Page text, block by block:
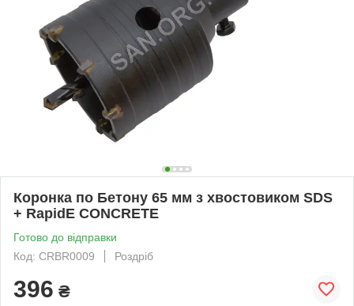
Коронка по Бетону 65 мм з хвостовиком SDS
+ RapidE CONCRETE
Готово до відправки
Код: CRBR0009
Роздріб
396 ₴